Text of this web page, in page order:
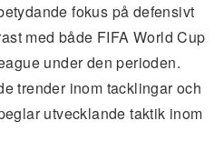
fokus på defensivt
med både FIFA World Cup
under den perioden.
trender inom tacklingar och
utvecklande taktik inom